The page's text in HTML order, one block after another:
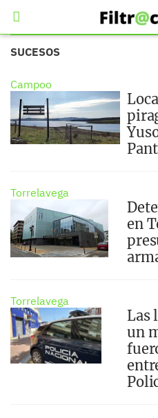
SUCESOS
Campoo
Torrelavega
en
Torrelavega
Las
un